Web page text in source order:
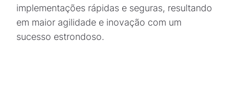
implementações rápidas e seguras, resultando
em maior agilidade e inovação com um
sucesso estrondoso.